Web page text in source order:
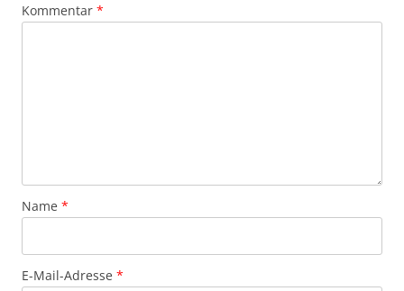
Kommentar *
Name *
E-Mail-Adresse *